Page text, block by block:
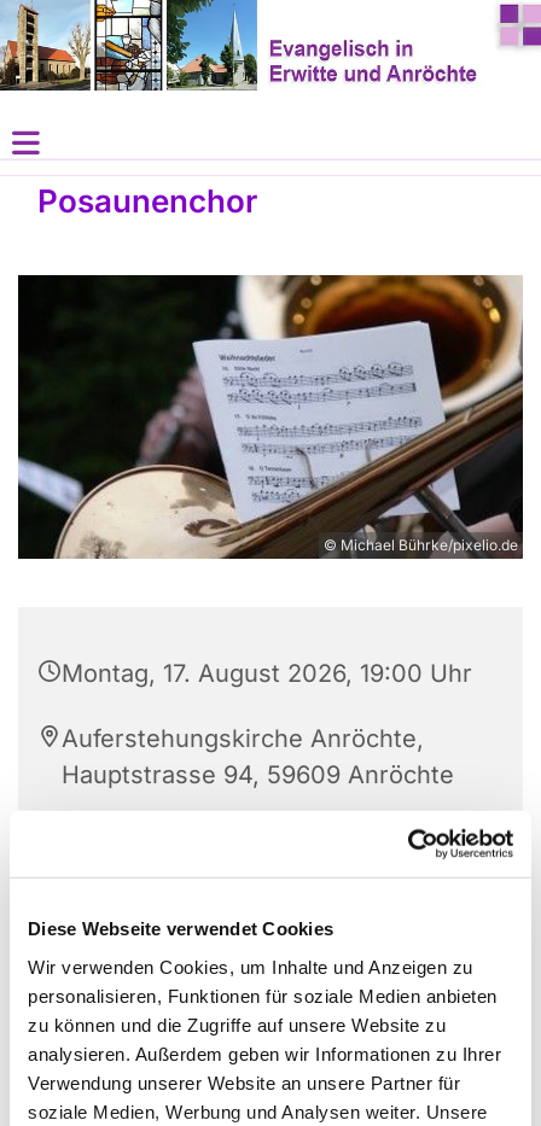
Diese Webseite verwendet Cookies
Wir verwenden Cookies, um Inhalte und Anzeigen zu
personalisieren, Funktionen für soziale Medien anbieten
zu können und die Zugriffe auf unsere Website zu
analysieren. Außerdem geben wir Informationen zu Ihrer
Verwendung unserer Website an unsere Partner für
soziale Medien, Werbung und Analysen weiter. Unsere
Posaunenchor
© Michael Bührke/pixelio.de
Montag, 17. August 2026, 19:00 Uhr
Auferstehungskirche Anröchte,
Hauptstrasse 94, 59609 Anröchte